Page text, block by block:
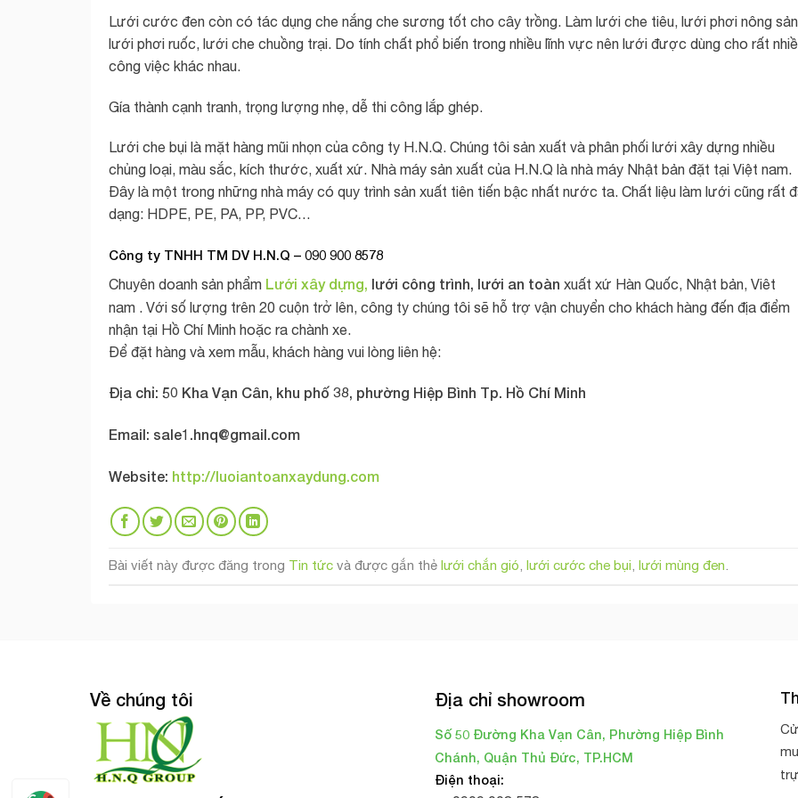
Lưới cước đen còn có tác dụng che nắng che sương tốt cho cây trồng. Làm lưới che tiêu, lưới phơi nông
lưới phơi ruốc, lưới che chuồng trại. Do tính chất phổ biến trong nhiều lĩnh vực nên lưới được dùng cho rất
công việc khác nhau.
Gía thành cạnh tranh, trọng lượng nhẹ, dễ thi công lắp ghép.
Lưới che bụi là mặt hàng mũi nhọn của công ty H.N.Q. Chúng tôi sản xuất và phân phối lưới xây dựng nhiều
chủng loại, màu sắc, kích thước, xuất xứ. Nhà máy sản xuất của H.N.Q là nhà máy Nhật bản đặt tại Việt nam.
Đây là một trong những nhà máy có quy trình sản xuất tiên tiến bậc nhất nước ta. Chất liệu làm lưới cũng rất
dạng: HDPE, PE, PA, PP, PVC…
Công ty TNHH TM DV H.N.Q – 090 900 8578
Chuyên doanh sản phẩm Lưới xây dựng, lưới công trình, lưới an toàn xuất xứ Hàn Quốc, Nhật bản, Viêt
nam . Với số lượng trên 20 cuộn trở lên, công ty chúng tôi sẽ hỗ trợ vận chuyển cho khách hàng đến địa điểm
nhận tại Hồ Chí Minh hoặc ra chành xe.
Để đặt hàng và xem mẫu, khách hàng vui lòng liên hệ:
Địa chỉ: 50 Kha Vạn Cân, khu phố 38, phường Hiệp Bình Tp. Hồ Chí Minh
Email: sale1.hnq@gmail.com
Website: http://luoiantoanxaydung.com
Bài viết này được đăng trong Tin tức và được gắn thẻ lưới chắn gió, lưới cước che bụi, lưới mùng đen.
Về chúng tôi Địa chỉ showroom
Số 50 Đường Kha Vạn Cân, Phường Hiệp Bình
Chánh, Quận Thủ Đức, TP.HCM
Điện thoại: